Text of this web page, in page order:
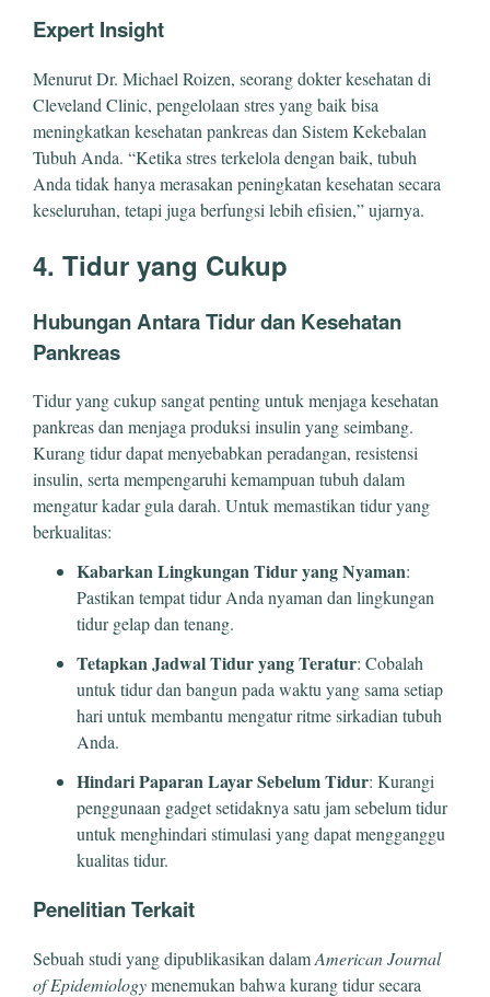
Expert Insight
Menurut Dr. Michael Roizen, seorang dokter kesehatan di
Cleveland Clinic, pengelolaan stres yang baik bisa
meningkatkan kesehatan pankreas dan Sistem Kekebalan
Tubuh Anda. “Ketika stres terkelola dengan baik, tubuh
Anda tidak hanya merasakan peningkatan kesehatan secara
keseluruhan, tetapi juga berfungsi lebih efisien,” ujarnya.
4. Tidur yang Cukup
Hubungan Antara Tidur dan Kesehatan
Pankreas
Tidur yang cukup sangat penting untuk menjaga kesehatan
pankreas dan menjaga produksi insulin yang seimbang.
Kurang tidur dapat menyebabkan peradangan, resistensi
insulin, serta mempengaruhi kemampuan tubuh dalam
mengatur kadar gula darah. Untuk memastikan tidur yang
berkualitas:
Kabarkan Lingkungan Tidur yang Nyaman:
Pastikan tempat tidur Anda nyaman dan lingkungan
tidur gelap dan tenang.
Tetapkan Jadwal Tidur yang Teratur: Cobalah
untuk tidur dan bangun pada waktu yang sama setiap
hari untuk membantu mengatur ritme sirkadian tubuh
Anda.
Hindari Paparan Layar Sebelum Tidur: Kurangi
penggunaan gadget setidaknya satu jam sebelum tidur
untuk menghindari stimulasi yang dapat mengganggu
kualitas tidur.
Penelitian Terkait
Sebuah studi yang dipublikasikan dalamAmerican Journal
of Epidemiologymenemukan bahwa kurang tidur secara